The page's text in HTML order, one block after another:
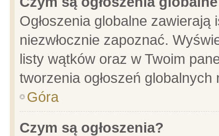
Ogłoszenia globalne
niezwłocznie zapoznać.
listy wątków oraz w Twoim
tworzenia ogłoszeń
Góra
Czym są ogłoszenia?